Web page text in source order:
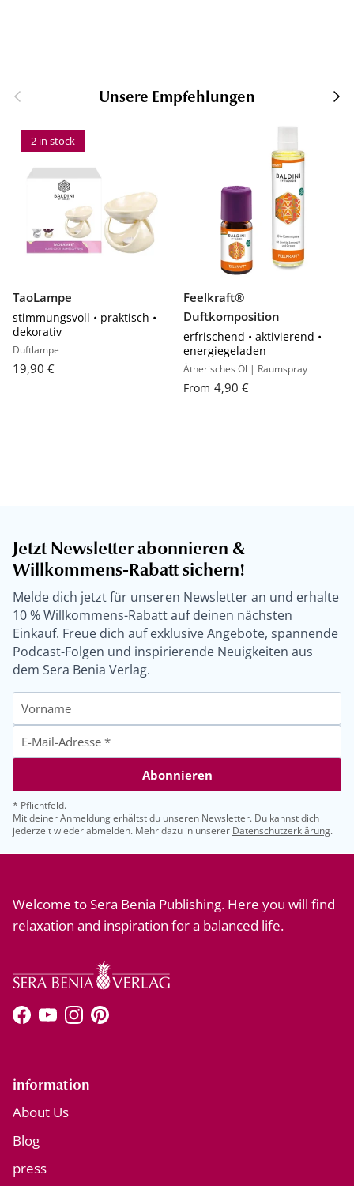
Unsere Empfehlungen
2 in stock
TaoLampe
stimmungsvoll • praktisch •
dekorativ
Duftlampe
19,90 €
Feelkraft®
Duftkomposition
erfrischend • aktivierend •
energiegeladen
Ätherisches Öl | Raumspray
From 4,90 €
Jetzt Newsletter abonnieren &
Willkommens-Rabatt sichern!
Melde dich jetzt für unseren Newsletter an und erhalte
10 % Willkommens-Rabatt auf deinen nächsten
Einkauf. Freue dich auf exklusive Angebote, spannende
Podcast-Folgen und inspirierende Neuigkeiten aus
dem Sera Benia Verlag.
Abonnieren
* Pflichtfeld.
Mit deiner Anmeldung erhältst du unseren Newsletter. Du kannst dich
jederzeit wieder abmelden. Mehr dazu in unserer Datenschutzerklärung.
Welcome to Sera Benia Publishing. Here you will find
relaxation and inspiration for a balanced life.
Facebook
YouTube
Instagram
Pinterest
information
About Us
Blog
press